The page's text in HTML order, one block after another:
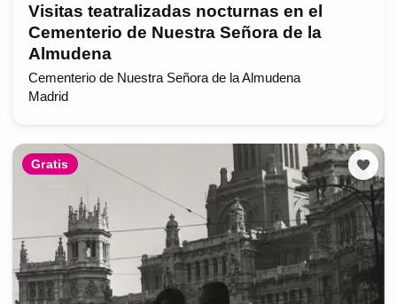
Visitas teatralizadas nocturnas en el
Cementerio de Nuestra Señora de la
Almudena
Cementerio de Nuestra Señora de la Almudena
Madrid
Gratis